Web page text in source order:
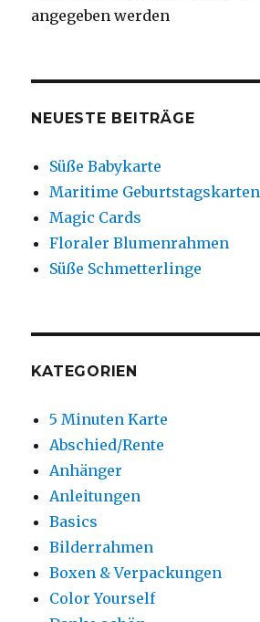
angegeben werden
NEUESTE BEITRÄGE
Süße Babykarte
Maritime Geburtstagskarten
Magic Cards
Floraler Blumenrahmen
Süße Schmetterlinge
KATEGORIEN
5 Minuten Karte
Abschied/Rente
Anhänger
Anleitungen
Basics
Bilderrahmen
Boxen & Verpackungen
Color Yourself